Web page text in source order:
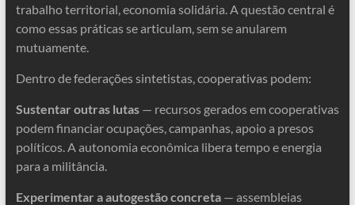
trabalho territorial, economia solidária. A questão central é
como essas práticas se articulam, sem se anularem
mutuamente.
Dentro de federações sintetistas, cooperativas podem:
Sustentar outras lutas— recursos gerados em cooperativas
podem financiar ocupações, campanhas, apoio a presos
políticos. A autonomia econômica libera tempo e energia
para a militância.
Experimentar a autogestão concreta— assembleias